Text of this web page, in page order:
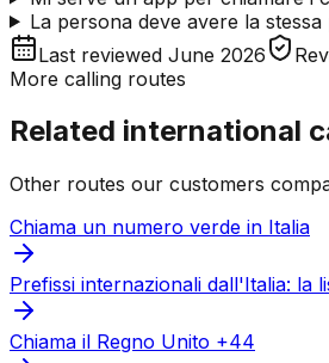
La persona deve avere la
Last reviewed June 2026
More calling routes
Related international
Other routes our customers
Chiama un numero verde in Italia
Prefissi internazionali dall'Italia: la
Chiama il Regno Unito +44